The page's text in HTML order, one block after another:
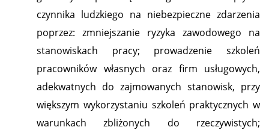
czynnika ludzkiego na niebezpieczne zdarzenia
poprzez: zmniejszanie ryzyka zawodowego na
stanowiskach pracy; prowadzenie szkoleń
pracowników własnych oraz firm usługowych,
adekwatnych do zajmowanych stanowisk, przy
większym wykorzystaniu szkoleń praktycznych w
warunkach zbliżonych do rzeczywistych;